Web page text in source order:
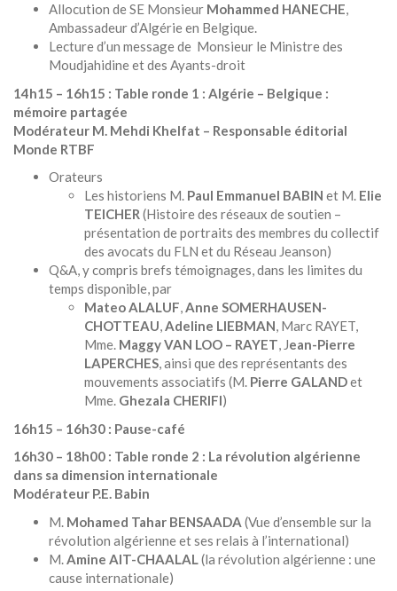
Allocution de SE Monsieur Mohammed HANECHE,
Ambassadeur d’Algérie en Belgique.
Lecture d’un message de Monsieur le Ministre des
Moudjahidine et des Ayants-droit
14h15 – 16h15 : Table ronde 1 : Algérie – Belgique :
mémoire partagée
Modérateur M. Mehdi Khelfat – Responsable éditorial
Monde RTBF
Orateurs
Les historiens M. Paul Emmanuel BABIN et M. Elie
TEICHER (Histoire des réseaux de soutien –
présentation de portraits des membres du collectif
des avocats du FLN et du Réseau Jeanson)
Q&A, y compris brefs témoignages, dans les limites du
temps disponible, par
Mateo ALALUF,Anne SOMERHAUSEN-
CHOTTEAU,Adeline LIEBMAN, Marc RAYET,
Mme. Maggy VAN LOO – RAYET, Jean-Pierre
LAPERCHES, ainsi que des représentants des
mouvements associatifs (M. Pierre GALANDet
Mme. Ghezala CHERIFI)
16h15 – 16h30 : Pause-café
16h30 – 18h00 : Table ronde 2 : La révolution algérienne
dans sa dimension internationale
Modérateur P.E. Babin
M. Mohamed Tahar BENSAADA (Vue d’ensemble sur la
révolution algérienne et ses relais à l’international)
M.Amine AIT-CHAALAL(la révolution algérienne : une
cause internationale)